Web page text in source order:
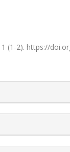
1 (1-2). https://